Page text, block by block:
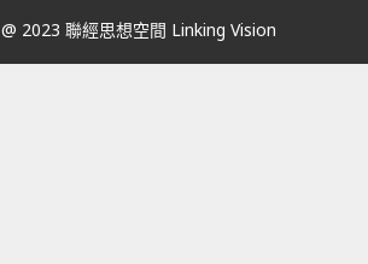
@ 2023 聯經思想空間 Linking Vision